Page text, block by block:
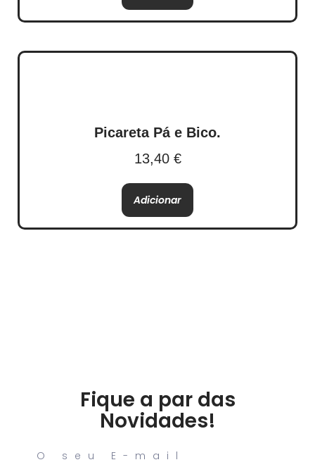
Picareta Pá e Bico.
13,40 €
Adicionar
Fique a par das
Novidades!